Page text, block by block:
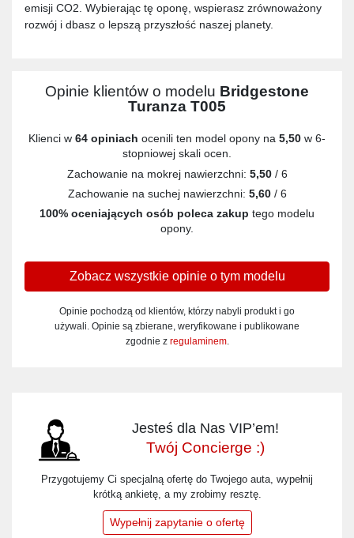
emisji CO2. Wybierając tę oponę, wspierasz zrównoważony
rozwój i dbasz o lepszą przyszłość naszej planety.
Opinie klientów o modelu Bridgestone
Turanza T005
Klienci w 64 opiniach ocenili ten model opony na 5,50 w 6-
stopniowej skali ocen.
Zachowanie na mokrej nawierzchni: 5,50/ 6
Zachowanie na suchej nawierzchni: 5,60/ 6
100% oceniających osób poleca zakup tego modelu
opony.
Zobacz wszystkie opinie o tym modelu
Opinie pochodzą od klientów, którzy nabyli produkt i go
używali. Opinie są zbierane, weryfikowane i publikowane
zgodnie z regulaminem.
Jesteś dla Nas VIP’em!
Twój Concierge :)
Przygotujemy Ci specjalną ofertę do Twojego auta, wypełnij
krótką ankietę, a my zrobimy resztę.
Wypełnij zapytanie o ofertę